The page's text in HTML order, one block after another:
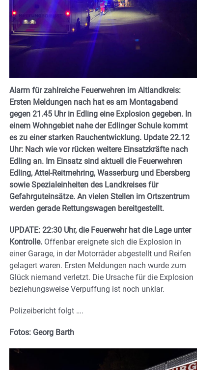
Alarm für zahlreiche Feuerwehren im Altlandkreis:
Ersten Meldungen nach hat es am Montagabend
gegen 21.45 Uhr in Edling eine Explosion gegeben. In
einem Wohngebiet nahe der Edlinger Schule kommt
es zu einer starken Rauchentwicklung. Update 22.12
Uhr: Nach wie vor rücken weitere Einsatzkräfte nach
Edling an. Im Einsatz sind aktuell die Feuerwehren
Edling, Attel-Reitmehring, Wasserburg und Ebersberg
sowie Spezialeinheiten des Landkreises für
Gefahrguteinsätze. An vielen Stellen im Ortszentrum
werden gerade Rettungswagen bereitgestellt.
UPDATE: 22:30 Uhr, die Feuerwehr hat die Lage unter
Kontrolle. Offenbar ereignete sich die Explosion in
einer Garage, in der Motorräder abgestellt und Reifen
gelagert waren. Ersten Meldungen nach wurde zum
Glück niemand verletzt. Die Ursache für die Explosion
beziehungsweise Verpuffung ist noch unklar.
Polizeibericht folgt ….
Fotos: Georg Barth